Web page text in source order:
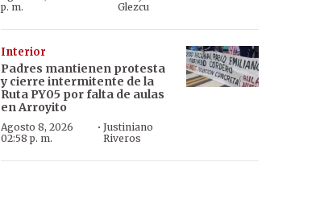
p. m.
Glezcu
Interior
Padres mantienen protesta
y cierre intermitente de la
Ruta PY05 por falta de aulas
en Arroyito
Agosto 8, 2026
02:58 p. m.
· Justiniano
Riveros